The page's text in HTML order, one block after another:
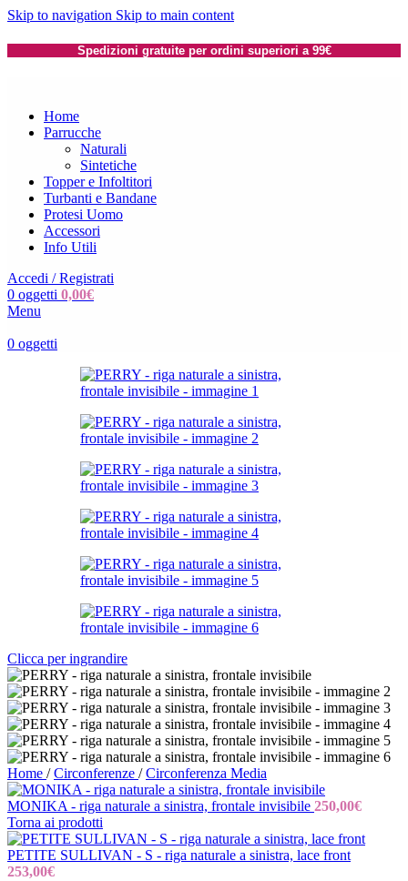
Skip to navigation Skip to main content
Spedizioni gratuite per ordini superiori a 99€
Home
Parrucche
Naturali
Sintetiche
Topper e Infoltitori
Turbanti e Bandane
Protesi Uomo
Accessori
Info Utili
Accedi / Registrati
0 oggetti 0,00€
Menu
0 oggetti
Clicca per ingrandire
Home / Circonferenze / Circonferenza Media
MONIKA - riga naturale a sinistra, frontale invisibile 250,00€
Torna ai prodotti
PETITE SULLIVAN - S - riga naturale a sinistra, lace front
253,00€